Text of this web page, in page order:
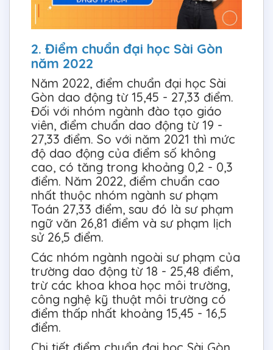
2. Điểm chuẩn đại học Sài Gòn
năm 2022
Năm 2022, điểm chuẩn đại học Sài
Gòn dao động từ 15,45 - 27,33 điểm.
Đối với nhóm ngành đào tạo giáo
viên, điểm chuẩn dao động từ 19 -
27,33 điểm. So với năm 2021 thì mức
độ dao động của điểm số không
cao, có tăng trong khoảng 0,2 - 0,3
điểm. Năm 2022, điểm chuẩn cao
nhất thuộc nhóm ngành sư phạm
Toán 27,33 điểm, sau đó là sư phạm
ngữ văn 26,81 điểm và sư phạm lịch
sử 26,5 điểm.
Các nhóm ngành ngoài sư phạm của
trường dao động từ 18 - 25,48 điểm,
trừ các khoa khoa học môi trường,
công nghệ kỹ thuật môi trường có
điểm thấp nhất khoảng 15,45 - 16,5
điểm.